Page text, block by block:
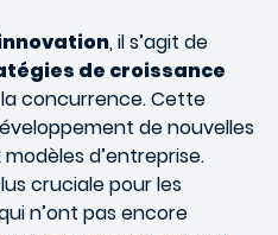
, il s’agit de
de croissance
concurrence. Cette
de nouvelles
d’entreprise.
cruciale pour les
n’ont pas encore